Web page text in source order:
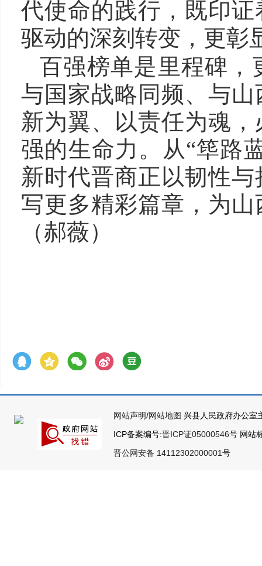
代使命的践行，既印
驱动的深刻转变，更彰
百强榜单是里程碑，
与国家战略同频、与
新为翼、以责任为魂
强的生命力。从“筚路
新时代晋商正以韧性
写更多精彩篇章，为
（郝薇）
网站声明/网站地图 兴县人民政府办公室
ICP备案编号:晋ICP证05000546号 网站
晋公网安备 14112302000001号